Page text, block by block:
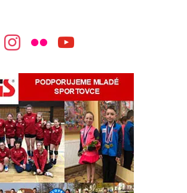
instagram
flickr youtube